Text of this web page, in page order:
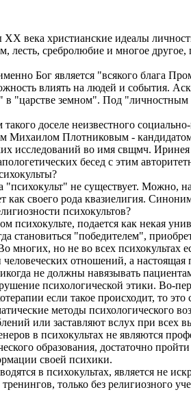
века христианские идеалы
лесть, сребролюбие и многое
Бог является "всякого блага
влиять на людей и события.
в "царстве земном". Под
доселе неизвестного
Плотниковым - кандидатом
исследований во имя свщмч.
бесед с этим
не существует. Можно,
как своего рода квазиелигия.
психокультов?
психокульте, подается как некая
становиться "победителем",
многих, но не во всех психокультах
отношений, а
не должны навязывать
психологической этики. Во-
если такое происходит, то
методы психологического
или заставляют вслух при всех
в психокультах не являются
образования, достаточно
своей психики.
в психокультах, является не
только без религиозного